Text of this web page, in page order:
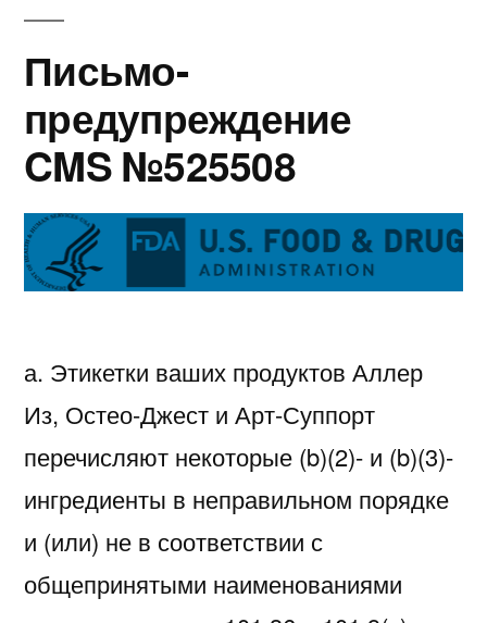
Письмо-
предупреждение
CMS №525508
а. Этикетки ваших продуктов Аллер
Из, Остео-Джест и Арт-Суппорт
перечисляют некоторые (b)(2)- и (b)(3)-
ингредиенты в неправильном порядке
и (или) не в соответствии с
общепринятыми наименованиями